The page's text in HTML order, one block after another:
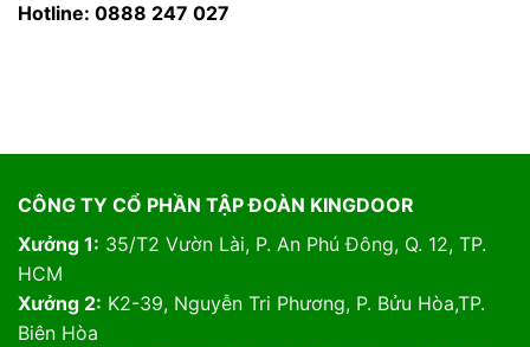
Hotline: 0888 247 027
CÔNG TY CỔ PHẦN TẬP ĐOÀN KINGDOOR
Xưởng 1: 35/T2 Vườn Lài, P. An Phú Đông, Q. 12, TP.
HCM
Xưởng 2: K2-39, Nguyễn Tri Phương, P. Bửu Hòa,TP.
Biên Hòa